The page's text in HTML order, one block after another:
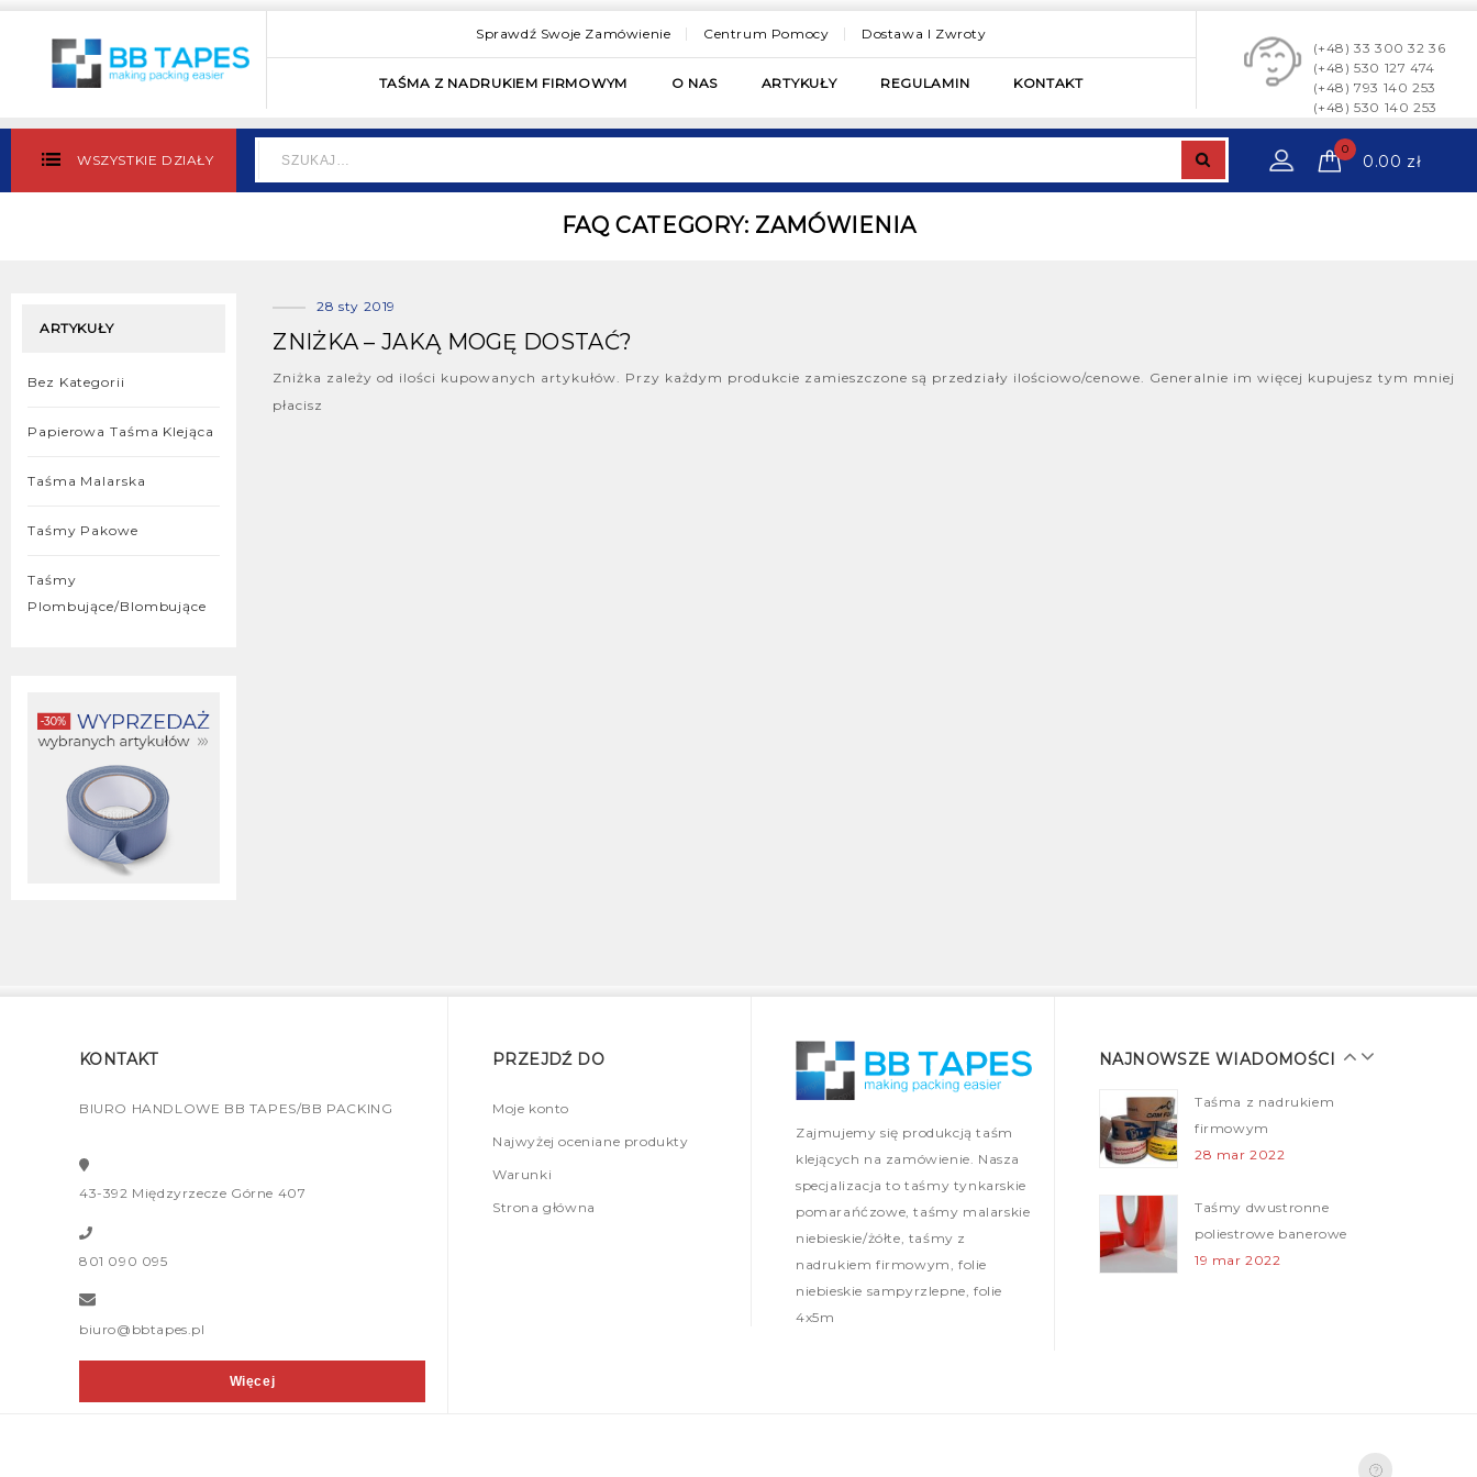
Sprawdź Swoje Zamówienie Centrum Pomocy Dostawa I Zwroty
TAŚMA Z NADRUKIEM FIRMOWYM O NAS ARTYKUŁY REGULAMIN KONTAKT
(+48) 33 300 32 36
(+48) 530 127 474
(+48) 793 140 253
(+48) 530 140 253
WSZYSTKIE DZIAŁY
0
0.00 zł
FAQ CATEGORY: ZAMÓWIENIA
28 sty 2019
ZNIŻKA – JAKĄ MOGĘ DOSTAĆ?
Zniżka zależy od ilości kupowanych artykułów. Przy każdym produkcie zamieszczone są przedziały ilościowo/cenowe. Generalnie im więcej kupujesz tym mniej
płacisz
ARTYKUŁY
Bez Kategorii
Papierowa Taśma Klejąca
Taśma Malarska
Taśmy Pakowe
Taśmy
Plombujące/blombujące
KONTAKT
BIURO HANDLOWE BB TAPES/BB PACKING
43-392 Międzyrzecze Górne 407
801 090 095
biuro@bbtapes.pl
Więcej
PRZEJDŹ DO
Moje konto
Najwyżej oceniane produkty
Warunki
Strona główna
Zajmujemy się produkcją taśm
klejących na zamówienie. Nasza
specjalizacja to taśmy tynkarskie
pomarańćzowe, taśmy malarskie
niebieskie/żółte, taśmy z
nadrukiem firmowym, folie
niebieskie sampyrzlepne, folie
4x5m
NAJNOWSZE WIADOMOŚCI
Taśmy malarskie dla
28 mar 2022
Taśma z nadrukiem
firmowym
28 mar 2022
Taśmy dwustronne
poliestrowe banerowe
19 mar 2022